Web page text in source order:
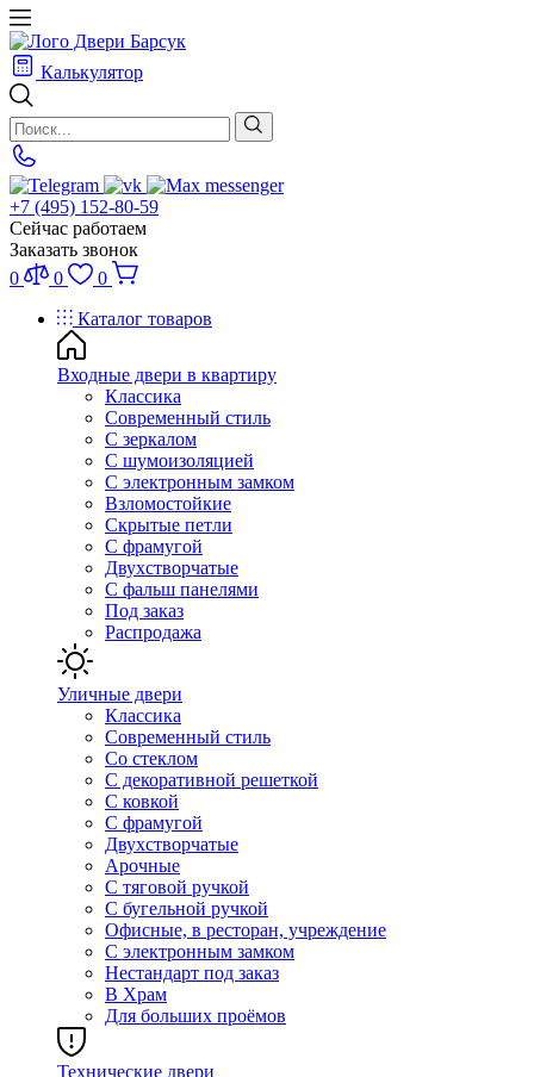
Калькулятор
+7 (495) 152-80-59
Сейчас работаем
Заказать звонок
0
0
0
Каталог товаров
Входные двери в квартиру
Классика
Современный стиль
С зеркалом
С шумоизоляцией
С электронным замком
Взломостойкие
Скрытые петли
С фрамугой
Двухстворчатые
С фальш панелями
Под заказ
Распродажа
Уличные двери
Классика
Современный стиль
Со стеклом
С декоративной решеткой
С ковкой
С фрамугой
Двухстворчатые
Арочные
С тяговой ручкой
С бугельной ручкой
Офисные, в ресторан, учреждение
С электронным замком
Нестандарт под заказ
В Храм
Для больших проёмов
Технические двери